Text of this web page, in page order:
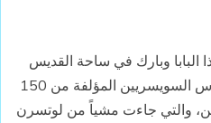
استقبل هذا البابا وبارك في ساحة القديس
بطرس الوحدة الأولى من الحراس السويسريين المؤلفة من 150
والتي جاءت مشياً من لوتسرن